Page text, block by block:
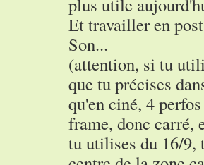
Et travailler en
Son...
(attention, si tu
que tu précises
qu'en ciné, 4
frame, donc carré,
tu utilises du 16/9,